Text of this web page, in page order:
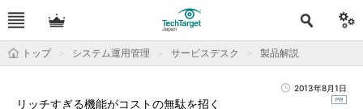
トップ システム運用管理 サービスデスク 製品解説
2013年8月1日
リッチすぎる機能がコストの無駄を招く